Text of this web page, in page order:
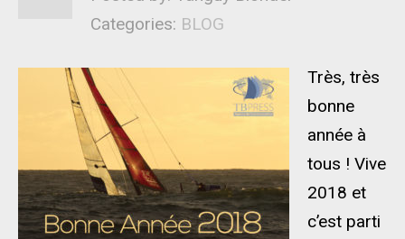
Categories: BLOG
Très, très
bonne
année à
tous ! Vive
2018 et
c’est parti